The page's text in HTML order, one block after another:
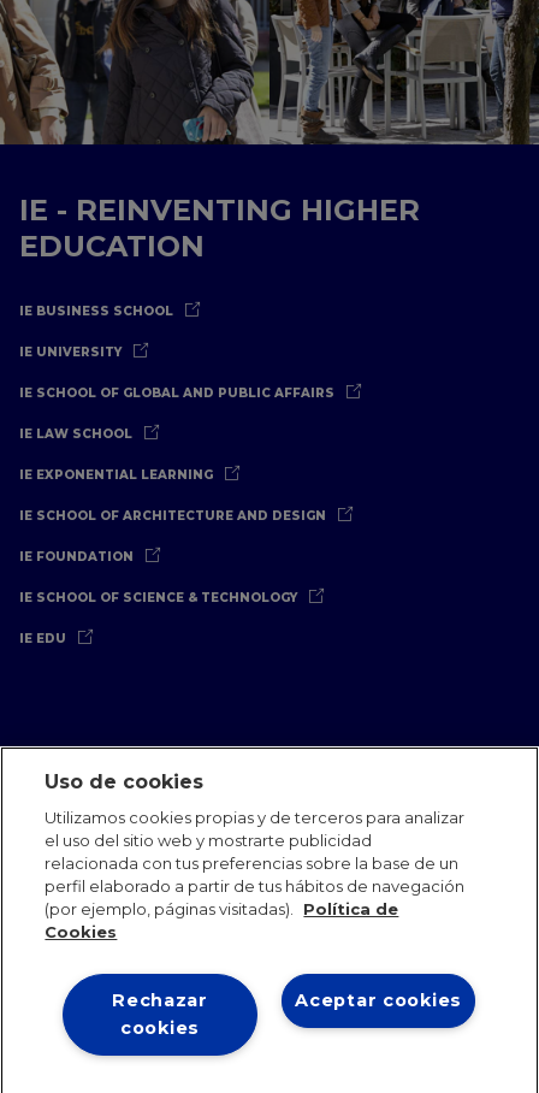
IE - REINVENTING HIGHER
EDUCATION
IE BUSINESS SCHOOL
IE UNIVERSITY
IE SCHOOL OF GLOBAL AND PUBLIC AFFAIRS
IE LAW SCHOOL
IE EXPONENTIAL LEARNING
IE SCHOOL OF ARCHITECTURE AND DESIGN
IE FOUNDATION
IE SCHOOL OF SCIENCE & TECHNOLOGY
IE EDU
Oficinas Internacionales
Contacto IE Jobs
Dona
Equipo de Comunicación
IE 2026
Uso de cookies
Utilizamos cookies propias y de terceros para analizar
el uso del sitio web y mostrarte publicidad
relacionada con tus preferencias sobre la base de un
perfil elaborado a partir de tus hábitos de navegación
(por ejemplo, páginas visitadas).
Política de
Cookies
Aceptar cookies
Rechazar
cookies